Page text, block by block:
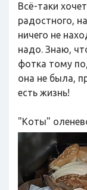
Всё-таки
радостного,
ничего не
надо. Знаю,
фотка тому
она не была,
есть жизнь!
"Коты"